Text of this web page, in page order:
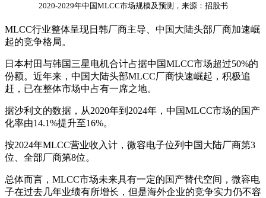
2020-2029年中国MLCC市场规模及预测，来源：招股书
MLCC行业整体呈现日韩厂商主导、中国大陆头部厂商加速崛
起的竞争格局。
日本村田与韩国三星电机合计占据中国MLCC市场超过50%的
份额。近年来，中国大陆头部MLCC厂商快速崛起，积极追
赶，已在整体市场中占有一席之地。
据沙利文的数据，从2020年到2024年，中国MLCC市场的国产
化率由14.1%提升至16%。
按2024年MLCC营业收入计，微容电子位列中国大陆厂商第3
位、全部厂商第8位。
总体而言，MLCC市场未来具有一定的国产替代空间，微容电
子在过去几年业绩有所增长，但是海外企业的竞争实力仍不容